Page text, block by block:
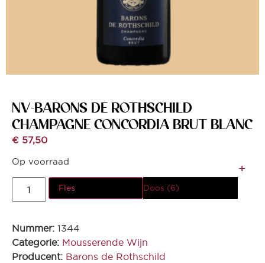
NV-BARONS DE ROTHSCHILD
CHAMPAGNE CONCORDIA BRUT BLANC
€ 57,50
Op voorraad
Fles Doos (6)
Nummer: 1344
Categorie: Mousserende Wijn
Producent: Barons de Rothschild